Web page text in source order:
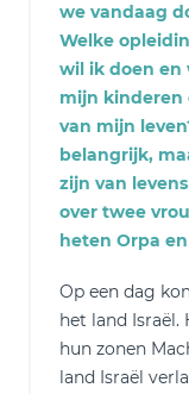
we vandaag
Welke
wil ik doen en
mijn kinderen
van mijn
belangrijk,
zijn van
over twee
heten Orpa
Op een dag
het land Israël.
hun zonen
land Israël